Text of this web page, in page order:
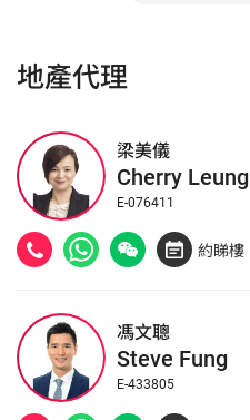
地產代理
梁美儀
Cherry Leung
E-076411
約睇樓
馮文聰
Steve Fung
E-433805